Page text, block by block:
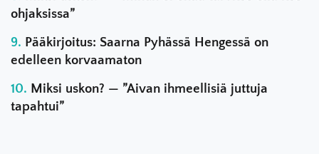
ohjaksissa”
Pääkirjoitus: Saarna Pyhässä Hengessä on
edelleen korvaamaton
Miksi uskon? — ”Aivan ihmeellisiä juttuja
tapahtui”